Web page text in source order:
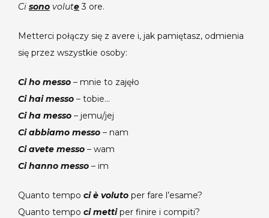
Ci sono volute3 ore.
Metterci połączy się z avere i, jak pamiętasz, odmienia
się przez wszystkie osoby:
Ci ho messo – mnie to zajęło
Ci hai messo – tobie…
Ci ha messo – jemu/jej
Ci abbiamo messo – nam
Ci avete messo – wam
Ci hanno messo – im
Quanto tempo ci è voluto per fare l’esame?
Quanto tempo ci mettiper finire i compiti?